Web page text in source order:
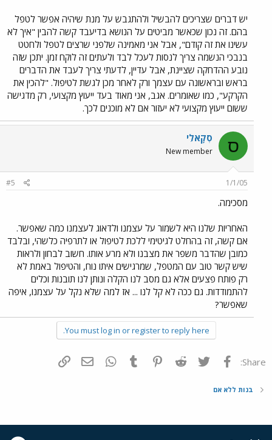
יש דברים שצריכים להבשיל ולהתגבש על מנת שיהיה אפשר לטפל
בהם. זה נכון שכאשר מביטים על הנושא בדיעבד קשה להבין "איך לא
עשינו את זה קודם", אבל אני מאמינה שלפני שרצים לטפל ולחטט
בנבכי הנשמה צריך לנסות לעכל לבד ולעתים זה לוקח זמן. יתכן שזה
נובע ההדחקה שציינת, אבל עדיין, לדעתי צריך לעבד את הדברים
בראש ובראשונה עם עצמך ורק לאחר מכן לגשת לטיפול. "להכין את
הקרקע", כמו שאומרים. אגב, אני מאוד בעד ייעוץ מקצועי, רק מדגישה
ששום ייעוץ מקצועי לא יעזור אם לא מוכנים לכך.
ס סְקָאלִי
New member
1/1/05
#5
מסכימה.
האחריות שלנו היא לשמור על עצמנו ולדאוג לעצמנו כמה שאפשר.
אם קשה, זה בהחלט לגיטימי ללכת לטיפול או לתרפיה כלשהי, ובלבד
כמובן שהדבר משפר את מצבנו ולא מרע אותו. חשוב לבחון ולראות
שיש קשר טוב עם המטפל, שמרגישים איתו נוח, והטיפול באמת לא
רק פותח פצעים אלא גם מסב לנו הקלה ונותן לנו תובנות וכלים
להתמודדות. גם ככה לא קל לנו ... אז למה שלא נקל על עצמנו, איפה
שאפשר?
You must log in or register to reply here.
Share: פייסבוק Twitter
Reddit
Pinterest
Tumblr
WhatsAppדואר אלקטרוני
בנות ללא אם